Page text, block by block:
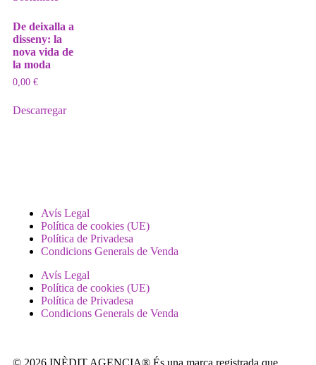
De deixalla a
disseny: la
nova vida de
la moda
0,00 €
Descarregar
Avís Legal
Política de cookies (UE)
Política de Privadesa
Condicions Generals de Venda
Avís Legal
Política de cookies (UE)
Política de Privadesa
Condicions Generals de Venda
© 2026 INÈDIT AGENCIA® És una marca registrada que